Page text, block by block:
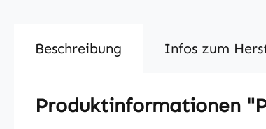
Beschreibung Infos zum
Produktinformationen